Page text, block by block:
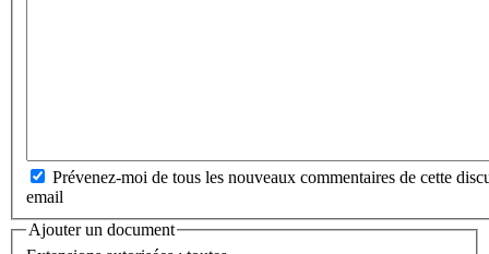
Prévenez-moi de tous les nouveaux commentaires de cette
email
Ajouter un document